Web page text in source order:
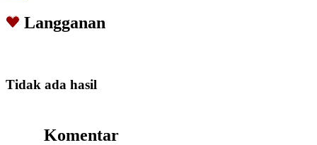
Langganan
Tidak ada hasil
Komentar